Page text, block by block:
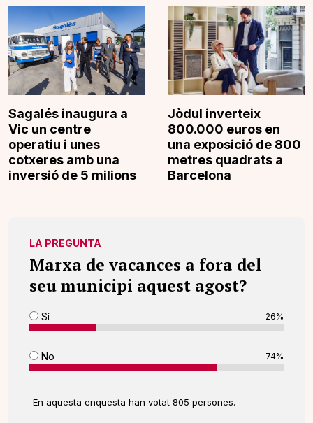
Sagalés inaugura a
Vic un centre
operatiu i unes
cotxeres amb una
inversió de 5 milions
Jòdul inverteix
800.000 euros en
una exposició de 800
metres quadrats a
Barcelona
LA PREGUNTA
Marxa de vacances a fora del
seu municipi aquest agost?
Sí 26%
No 74%
En aquesta enquesta han votat 805 persones.